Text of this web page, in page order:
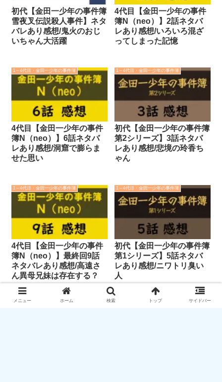
初代【金田一少年の事件簿
雪夜叉伝説殺人事件】ネタ
バレあり感想/鬼火のおじ
いちゃん大活躍
4代目【金田一少年の事件
簿N（neo）】2話ネタバ
レあり感想/いろいろ混ざ
ってしまった記憶
1～4代目・金田一少年の事件簿
4代目【金田一少年の事件
簿N（neo）】6話ネタバ
レあり感想/洞窟で膨らま
せた思い
1～4代目・金田一少年の事件簿
初代【金田一少年の事件簿
第2シリーズ】3話ネタバ
レあり感想/悲境の玲香ち
ゃん
1～4代目・金田一少年の事件簿
4代目【金田一少年の事件
簿N（neo）】最終回9話
ネタバレあり感想/高遠さ
ん異母兄妹は存在する？
1～4代目・金田一少年の事件簿
初代【金田一少年の事件簿
第1シリーズ】5話ネタバ
レあり感想/ニワトリ臭い
人
メニュー ホーム 検索 トップ サイドバー